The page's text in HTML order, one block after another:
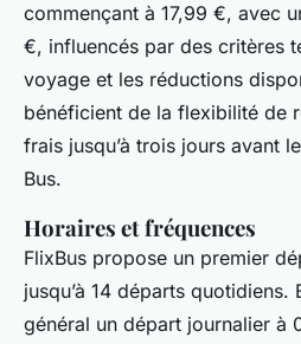
commençant à 17,99 €, avec
€, influencés par des critères
voyage et les réductions
bénéficient de la flexibilité de
frais jusqu’à trois jours avant
Bus.
Horaires et fréquences
FlixBus propose un premier
jusqu’à 14 départs quotidiens.
général un départ journalier à